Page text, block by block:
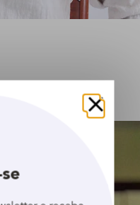
Fechar